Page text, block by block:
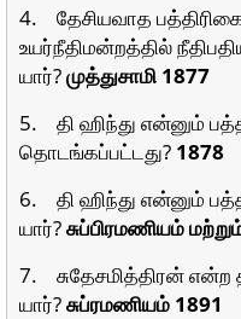
4. தேசியவாத
உயர்நீதிமன்றத்தில்
யார்?முத்துசாமி 1877
5. தி ஹிந்து என்னும்
தொடங்கப்பட்டது? 1878
6. தி ஹிந்து என்னும்
யார்?சுப்பிரமணியம்
7. சுதேசமித்திரன்
யார்?சுப்ரமணியம் 1891